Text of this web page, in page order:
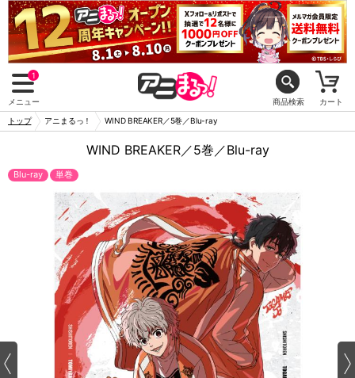
1
メニュー 商品検索 カート
トップ アニまるっ！ WIND BREAKER／5巻／Blu-ray
WIND BREAKER／5巻／Blu-ray
Blu-ray 単巻